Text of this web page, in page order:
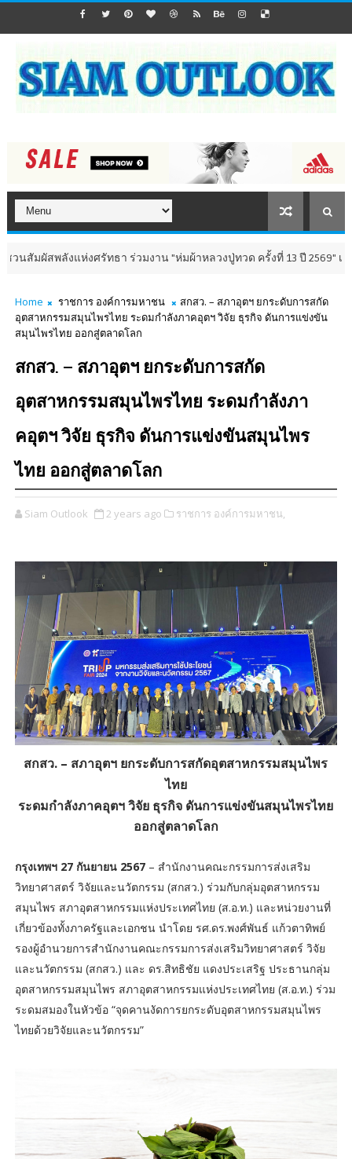
ห่งศรัทธา ร่วมงาน "ห่มผ้าหลวงปู่ทวด ครั้งที่ 13 ปี 2569" เสริมสิริมงคล
Home ราชการ องค์การมหาชน
สกสว. – สภาอุตฯ ยกระดับการสกัด
อุตสาหกรรมสมุนไพรไทย ระดมกำลังภาคอุตฯ วิจัย ธุรกิจ ดันการแข่งขัน
สมุนไพรไทย ออกสู่ตลาดโลก
สกสว. – สภาอุตฯ ยกระดับการสกัด
อุตสาหกรรมสมุนไพรไทย ระดมกำลังภา
คอุตฯ วิจัย ธุรกิจ ดันการแข่งขันสมุนไพร
ไทย ออกสู่ตลาดโลก
Siam Outlook 2 years ago ราชการ องค์การมหาชน,
สกสว. – สภาอุตฯ ยกระดับการสกัดอุตสาหกรรมสมุนไพร
ไทย
ระดมกำลังภาคอุตฯ วิจัย ธุรกิจ ดันการแข่งขันสมุนไพรไทย
ออกสู่ตลาดโลก
กรุงเทพฯ 27 กันยายน 2567– สำนักงานคณะกรรมการส่งเสริม
วิทยาศาสตร์ วิจัยและนวัตกรรม (สกสว.) ร่วมกับกลุ่มอุตสาหกรรม
สมุนไพร สภาอุตสาหกรรมแห่งประเทศไทย (ส.อ.ท.) และหน่วยงานที่
เกี่ยวข้องทั้งภาครัฐและเอกชน นำโดย รศ.ดร.พงศ์พันธ์ แก้วตาทิพย์
รองผู้อำนวยการสำนักงานคณะกรรมการส่งเสริมวิทยาศาสตร์ วิจัย
และนวัตกรรม (สกสว.) และ ดร.สิทธิชัย แดงประเสริฐ ประธานกลุ่ม
อุตสาหกรรมสมุนไพร สภาอุตสาหกรรมแห่งประเทศไทย (ส.อ.ท.) ร่วม
ระดมสมองในหัวข้อ “จุดคานงัดการยกระดับอุตสาหกรรมสมุนไพร
ไทยด้วยวิจัยและนวัตกรรม”